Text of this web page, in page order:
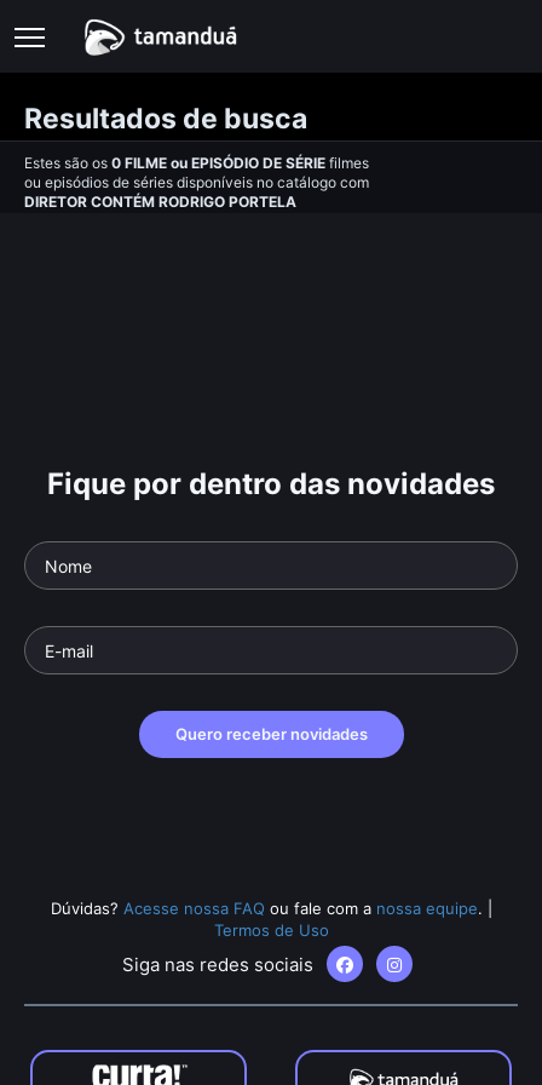
Resultados de busca
Estes são os 0 FILME ou EPISÓDIO DE SÉRIE filmes
ou episódios de séries disponíveis no catálogo com
DIRETOR CONTÉM RODRIGO PORTELA
Fique por dentro das novidades
Quero receber novidades
Dúvidas? Acesse nossa FAQ ou fale com a nossa equipe.
Termos de Uso
Siga nas redes sociais